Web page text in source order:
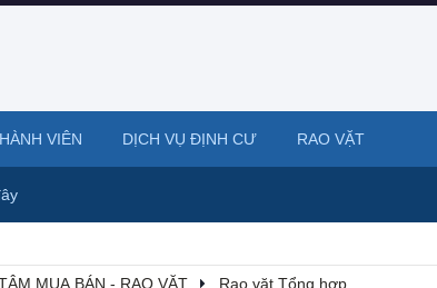
MUA BÁN - RAO VẶT Rao vặt Tổng hợp
VIÊN DỊCH VỤ ĐỊNH CƯ RAO VẶT